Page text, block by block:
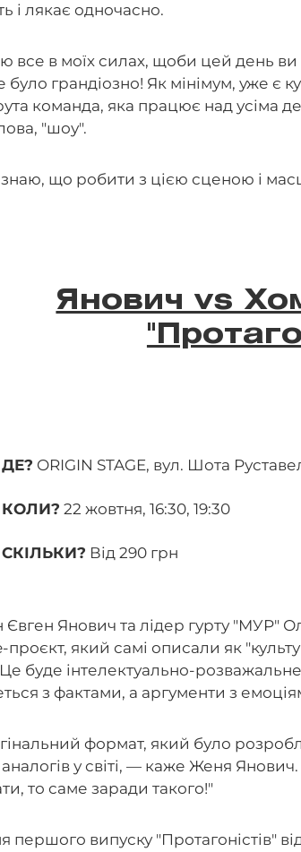
і лякає одночасно.
все в моїх силах, щоби цей день
грандіозно! Як мінімум, уже є
команда, яка працює над усіма
"шоу".
що робити з цією сценою і
Янович vs
ДЕ? ORIGIN STAGE, вул. Шота
КОЛИ? 22 жовтня, 16:30, 19:30
СКІЛЬКИ? Від 290 грн
Янович та лідер гурту "МУР"
проєкт, який самі описали як
Це буде інтелектуально-
з фактами, а аргументи з
формат, який було
у світі, — каже Женя
то саме заради такого!"
першого випуску "Протагоністів"